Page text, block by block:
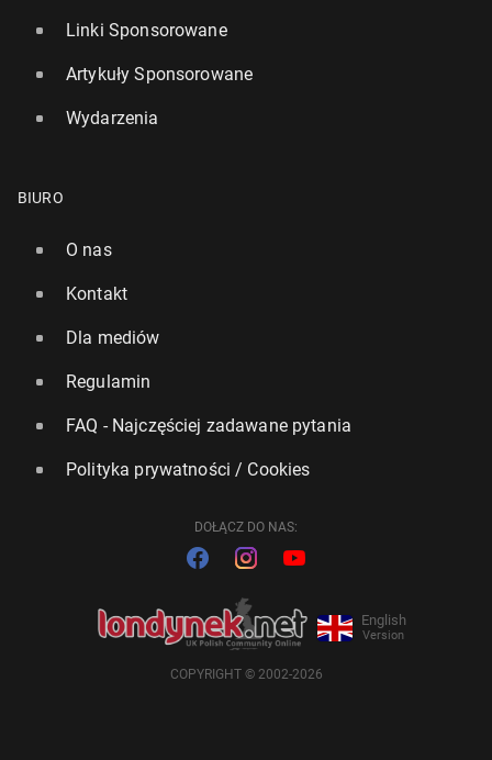
Linki Sponsorowane
Artykuły Sponsorowane
Wydarzenia
BIURO
O nas
Kontakt
Dla mediów
Regulamin
FAQ - Najczęściej zadawane pytania
Polityka prywatności / Cookies
DOŁĄCZ DO NAS:
English
Version
COPYRIGHT © 2002-2026